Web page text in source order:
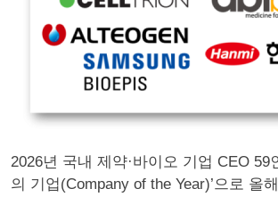
2026년 국내 제약·바이오 기업 CEO 59
의 기업(Company of the Year)’으로 올